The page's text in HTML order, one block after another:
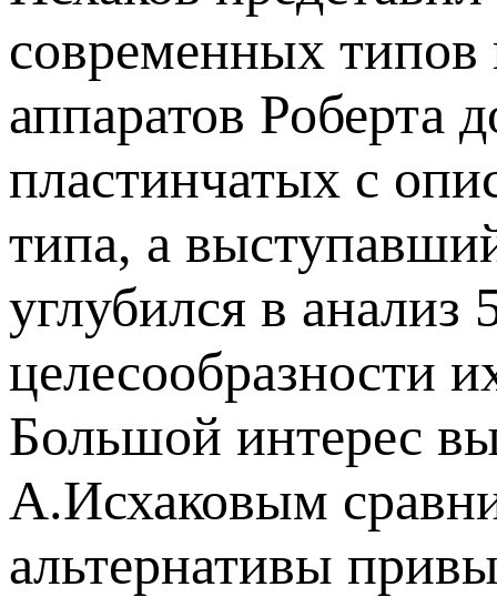
современных
аппаратов Роберта
пластинчатых с
типа, а
углубился в
целесообразности
Большой интерес
А.Исхаковым
альтернативы